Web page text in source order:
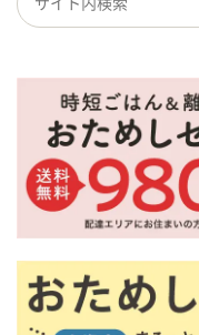
検索キーワード入力